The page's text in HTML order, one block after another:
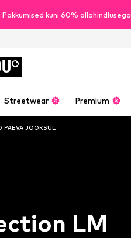
kuni 60% allahindlusega
Streetwear Premium
PÄEVA JOOKSUL
LM